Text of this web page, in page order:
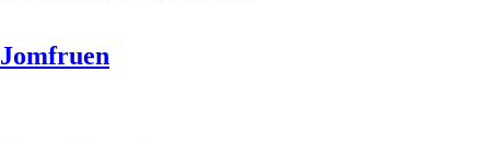
Jomfruen